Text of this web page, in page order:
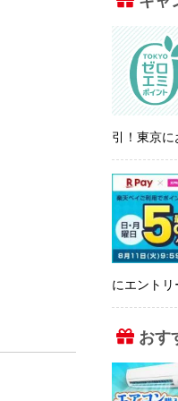
引！東京
にエント
おす